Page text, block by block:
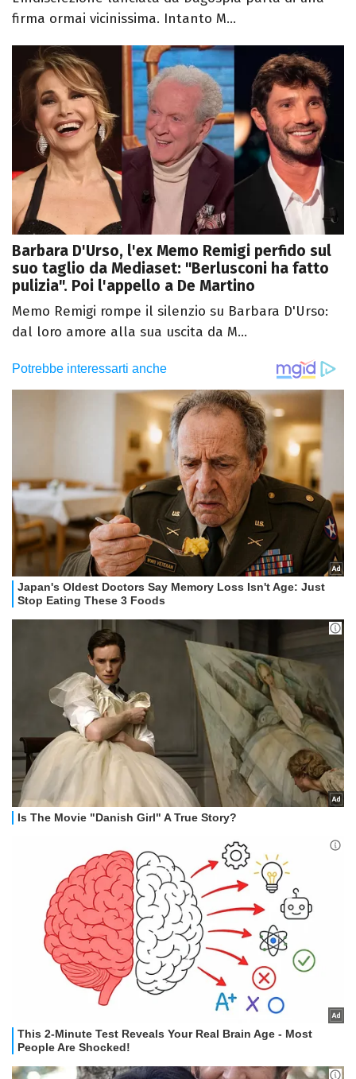
firma ormai vicinissima. Intanto M...
Barbara D'Urso, l'ex Memo Remigi perfido sul
suo taglio da Mediaset: "Berlusconi ha fatto
pulizia". Poi l'appello a De Martino
Memo Remigi rompe il silenzio su Barbara D'Urso:
dal loro amore alla sua uscita da M...